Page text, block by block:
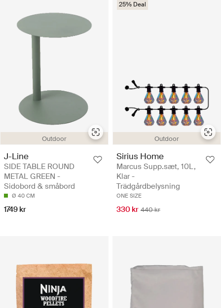
Outdoor
J-Line
SIDE TABLE ROUND
METAL GREEN -
Sidobord & småbord
Ø 40 CM
1749 kr
Outdoor
25% Deal
Sirius Home
Marcus Supp.sæt, 10L,
Klar -
Trädgårdbelysning
ONE SIZE
330 kr 440 kr